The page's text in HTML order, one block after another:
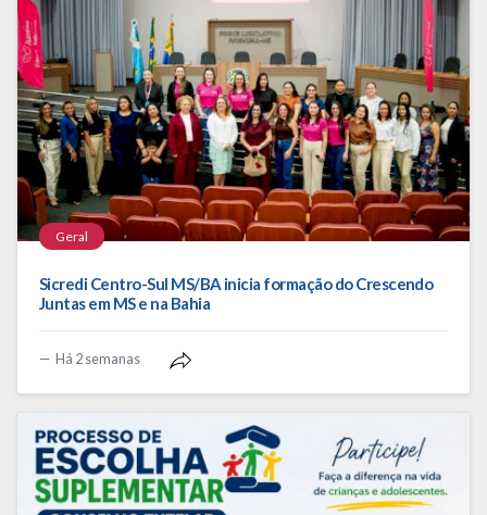
Geral
Sicredi Centro-Sul MS/BA inicia formação do Crescendo
Juntas em MS e na Bahia
Há 2 semanas